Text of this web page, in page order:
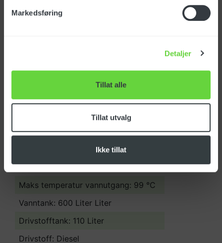
Markedsføring
Detaljer
Tillat alle
Tillat utvalg
Ikke tillat
Arbeidstrykk: 0,2-1 bar
Vannmengde: 54 ltr/time
Kapasitet: 15.000 - 30.000 m² pr. dag
Kjemitank: 10 Liter
Maks temperatur vannutgang: 99 °C
Vanntank: 600 Liter Liter
Drivstofftank: 110 Liter
Drivstoff: Diesel